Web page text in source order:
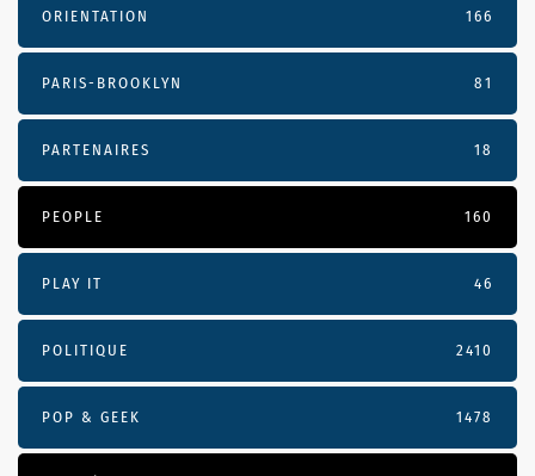
ORIENTATION 166
PARIS-BROOKLYN 81
PARTENAIRES 18
PEOPLE 160
PLAY IT 46
POLITIQUE 2410
POP & GEEK 1478